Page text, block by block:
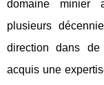
domaine minier
plusieurs
direction dans
acquis une